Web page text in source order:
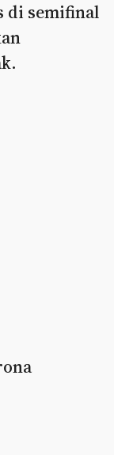
di semifinal